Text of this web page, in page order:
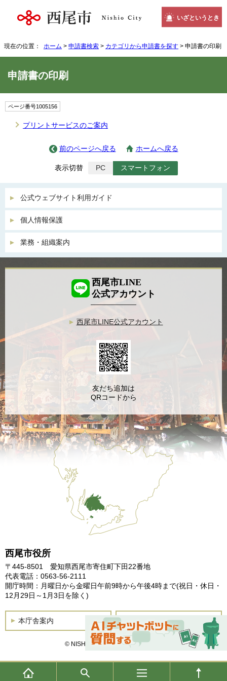
いざというとき
現在の位置： ホーム > 申請書検索 > カテゴリから申請書を探す > 申請書の印刷
申請書の印刷
ページ番号1005156
プリントサービスのご案内
前のページへ戻る ホームへ戻る
表示切替 PC スマートフォン
公式ウェブサイト利用ガイド
個人情報保護
業務・組織案内
西尾市役所
〒445-8501 愛知県西尾市寄住町下田22番地
代表電話：0563-56-2111
開庁時間：月曜日から金曜日午前9時から午後4時まで(祝日・休日・
12月29日～1月3日を除く)
本庁舎案内 土曜開庁
© NISHIO City, All Rights Reserved.
西尾市LINE
公式アカウント
西尾市LINE公式アカウント
友だち追加は
QRコードから